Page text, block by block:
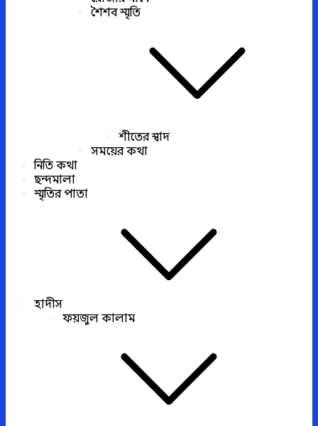
শৈশব স্মৃতি
শীতের স্বাদ
সময়ের কথা
নিতি কথা
ছন্দমালা
স্মৃতির পাতা
হাদীস
ফয়জুল কালাম